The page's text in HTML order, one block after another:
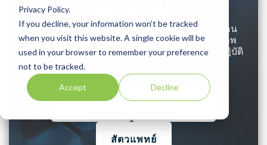
Privacy Policy.
If you decline, your information won’t be tracked
when you visit this website. A single cookie will be
used in your browser to remember your preference
not to be tracked.
Accept Decline
การดูแลสุขภาพ
โซลูชันระบบอัตโนมัติในห้องปฏิบัติการที่ขับเคลื่อน
ผลลัพธ์ด้านคุณภาพการดูแลสุขภาพ, ประสิทธิภาพ
การดำเนินงาน, การจัดการทางการเงิน และการปฏิบัติ
การวินิจฉัย สาธารณสุข
สัตวแพทย์